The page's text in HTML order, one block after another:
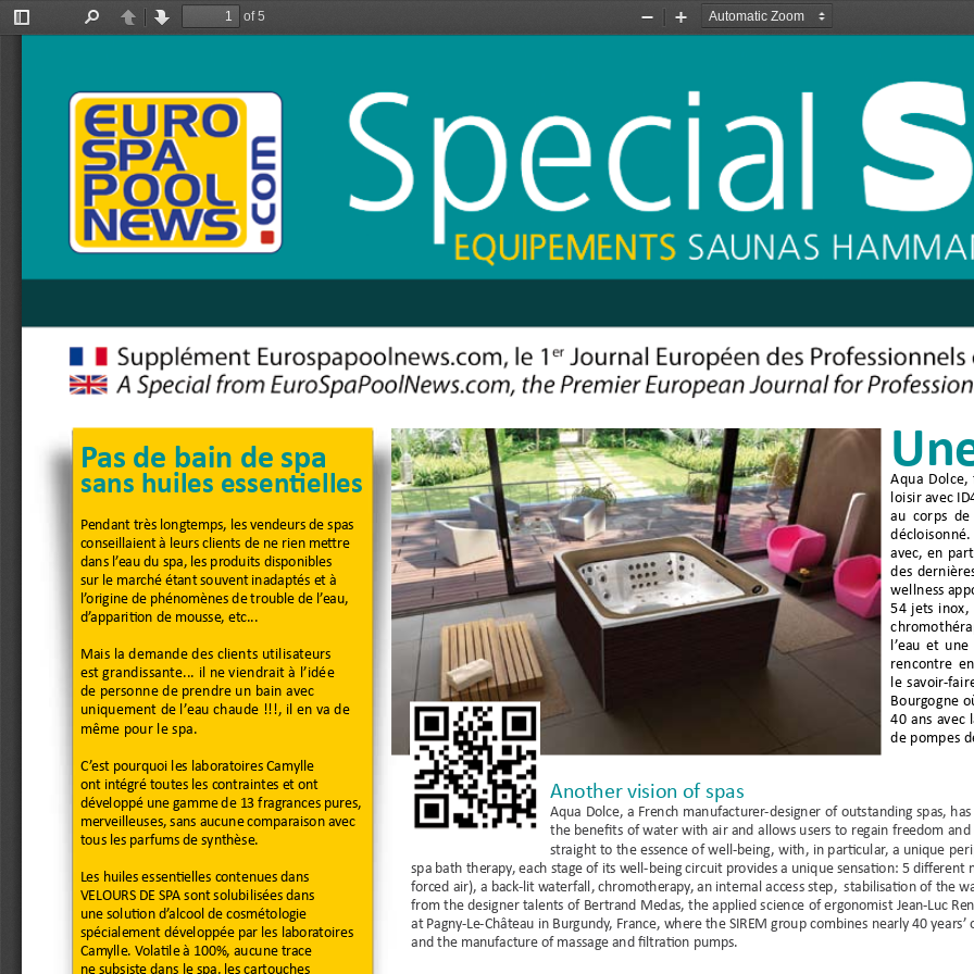
Toggle
PreviousNext
of 5
Zoom
Zoom
Aqua Dolce,
loisir avec
au  corps
avec, en
des
wellness
54 jets inox,
l’eau et
rencontre
le savoir-
Bourgogne
40 ans avec
de pompes
Another vision of spas
Aqua Dolce, a French manufacturer-designer of outstanding spas,
the benefits of water with air and allows users to regain freedom
straight to the essence of well-being, with, in particular, a unique
spa bath therapy, each stage of its well-being circuit provides a unique sensation: 5 different
forced air), a back-lit waterfall, chromotherapy, an internal access step,  stabilisation of the
from the designer talents of Bertrand Medas, the applied science of ergonomist Jean-Luc
at Pagny-Le-Château in Burgundy, France, where the SIREM group combines nearly 40
and the manufacture of massage and filtration pumps.
Pas de bain de spa
sans huiles essentielles
Pendant très longtemps, les vendeurs de spas
conseillaient à leurs clients de ne rien mettre
dans l’eau du spa, les produits disponibles
sur le marché étant souvent inadaptés et à
l’origine de phénomènes de trouble de l’eau,
d’apparition de mousse, etc...
Mais la demande des clients utilisateurs
est grandissante... il ne viendrait à l’idée
de personne de prendre un bain avec
uniquement de l’eau chaude !!!, il en va de
même pour le spa.
C’est pourquoi les laboratoires Camylle
ont intégré toutes les contraintes et ont
développé une gamme de 13 fragrances pures,
merveilleuses, sans aucune comparaison avec
tous les parfums de synthèse.
Les huiles essentielles contenues dans
VELOURS DE SPA sont solubilisées dans
une solution d’alcool de cosmétologie
spécialement développée par les laboratoires
Camylle. Volatile à 100%, aucune trace
ne subsiste dans le spa, les cartouches